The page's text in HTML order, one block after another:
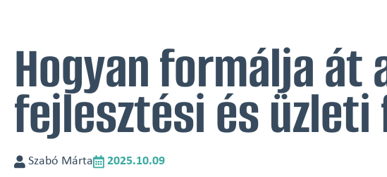
Hogyan formálja
fejlesztési és
Szabó Márta 2025.10.09